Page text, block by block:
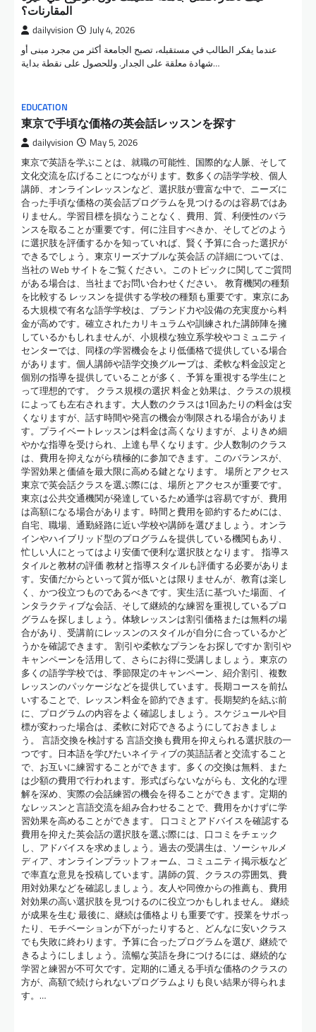
المقارنات؟
dailyvision July 4, 2026
عندما يفكر الطالب في مستقبله، تصبح الجامعة أكثر من مجرد مبنى أو
شهادة معلقة على الجدار. وللحصول على نقطة بداية…
EDUCATION
東京で手頃な価格の英会話レッスンを探す
dailyvision May 5, 2026
東京で英語を学ぶことは、就職の可能性、国際的な人脈、そして
文化交流を広げることにつながります。数多くの語学学校、個人
講師、オンラインレッスンなど、選択肢が豊富な中で、ニーズに
合った手頃な価格の英会話プログラムを見つけるのは容易ではあ
りません。学習目標を損なうことなく、費用、質、利便性のバラ
ンスを取ることが重要です。何に注目すべきか、そしてどのよう
に選択肢を評価するかを知っていれば、賢く予算に合った選択が
できるでしょう。東京リーズナブルな英会話 の詳細については、
当社の Web サイトをご覧ください。このトピックに関してご質問
がある場合は、当社までお問い合わせください。 教育機関の種類
を比較する レッスンを提供する学校の種類も重要です。東京にあ
る大規模で有名な語学学校は、ブランド力や設備の充実度から料
金が高めです。確立されたカリキュラムや訓練された講師陣を擁
しているかもしれませんが、小規模な独立系学校やコミュニティ
センターでは、同様の学習機会をより低価格で提供している場合
があります。個人講師や語学交換グループは、柔軟な料金設定と
個別の指導を提供していることが多く、予算を重視する学生にと
って理想的です。 クラス規模の選択 料金と効果は、クラスの規模
によっても左右されます。大人数のクラスは1回あたりの料金は安
くなりますが、話す時間や発言の機会が制限される場合がありま
す。プライベートレッスンは料金は高くなりますが、よりきめ細
やかな指導を受けられ、上達も早くなります。少人数制のクラス
は、費用を抑えながら積極的に参加できます。このバランスが、
学習効果と価値を最大限に高める鍵となります。 場所とアクセス
東京で英会話クラスを選ぶ際には、場所とアクセスが重要です。
東京は公共交通機関が発達しているため通学は容易ですが、費用
は高額になる場合があります。時間と費用を節約するためには、
自宅、職場、通勤経路に近い学校や講師を選びましょう。オンラ
インやハイブリッド型のプログラムを提供している機関もあり、
忙しい人にとってはより安価で便利な選択肢となります。 指導ス
タイルと教材の評価 教材と指導スタイルも評価する必要がありま
す。安価だからといって質が低いとは限りませんが、教育は楽し
く、かつ役立つものであるべきです。実生活に基づいた場面、イ
ンタラクティブな会話、そして継続的な練習を重視しているプロ
グラムを探しましょう。体験レッスンは割引価格または無料の場
合があり、受講前にレッスンのスタイルが自分に合っているかど
うかを確認できます。 割引や柔軟なプランをお探しですか 割引や
キャンペーンを活用して、さらにお得に受講しましょう。東京の
多くの語学学校では、季節限定のキャンペーン、紹介割引、複数
レッスンのパッケージなどを提供しています。長期コースを前払
いすることで、レッスン料金を節約できます。長期契約を結ぶ前
に、プログラムの内容をよく確認しましょう。スケジュールや目
標が変わった場合は、柔軟に対応できるようにしておきましょ
う。 言語交換を検討する 言語交換も費用を抑えられる選択肢の一
つです。日本語を学びたいネイティブの英語話者と交流すること
で、お互いに練習することができます。多くの交換は無料、また
は少額の費用で行われます。形式ばらないながらも、文化的な理
解を深め、実際の会話練習の機会を得ることができます。定期的
なレッスンと言語交流を組み合わせることで、費用をかけずに学
習効果を高めることができます。 口コミとアドバイスを確認する
費用を抑えた英会話の選択肢を選ぶ際には、口コミをチェック
し、アドバイスを求めましょう。過去の受講生は、ソーシャルメ
ディア、オンラインプラットフォーム、コミュニティ掲示板など
で率直な意見を投稿しています。講師の質、クラスの雰囲気、費
用対効果などを確認しましょう。友人や同僚からの推薦も、費用
対効果の高い選択肢を見つけるのに役立つかもしれません。 継続
が成果を生む 最後に、継続は価格よりも重要です。授業をサボっ
たり、モチベーションが下がったりすると、どんなに安いクラス
でも失敗に終わります。予算に合ったプログラムを選び、継続で
きるようにしましょう。流暢な英語を身につけるには、継続的な
学習と練習が不可欠です。定期的に通える手頃な価格のクラスの
方が、高額で続けられないプログラムよりも良い結果が得られま
す。…